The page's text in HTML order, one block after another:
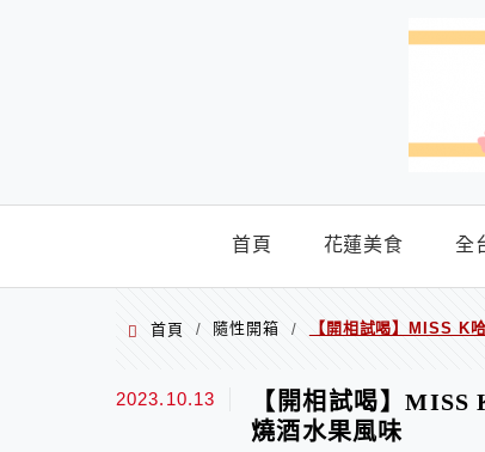
首頁 花蓮美食 全
首頁 / 隨性開箱 / 【開相試喝】MISS K
2023.10.13
【開相試喝】
燒酒水果風味